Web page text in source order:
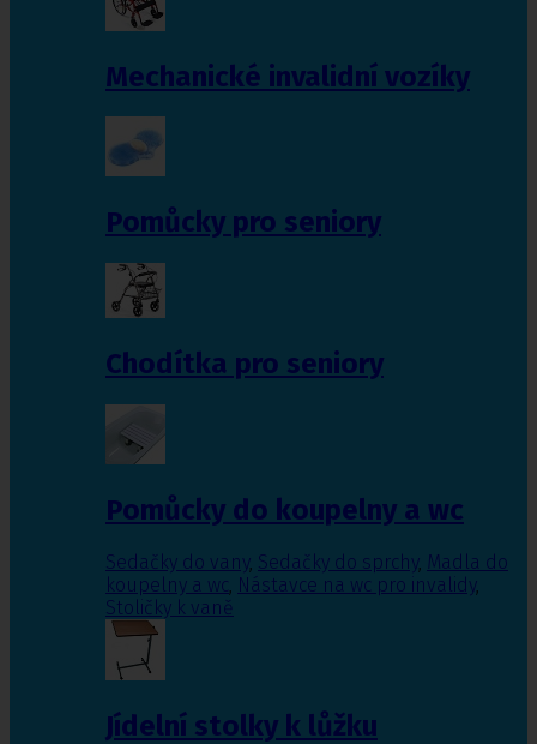
Mechanické invalidní vozíky
Pomůcky pro seniory
Chodítka pro seniory
Pomůcky do koupelny a wc
Sedačky do vany, Sedačky do sprchy, Madla do
koupelny a wc, Nástavce na wc pro invalidy,
Stoličky k vaně
Jídelní stolky k lůžku